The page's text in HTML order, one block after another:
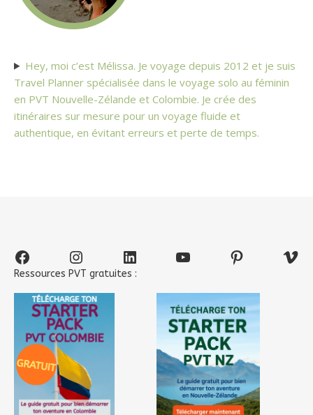
Hey, moi c’est Mélissa. Je voyage depuis 2012 et je suis
Travel Planner spécialisée dans le voyage solo au féminin
en PVT Nouvelle-Zélande et Colombie. Je crée des
itinéraires sur mesure pour un voyage fluide et
authentique, en évitant erreurs et perte de temps.
FacebookInstagramLinkedInYouTubePinterest
Ressources PVT gratuites :